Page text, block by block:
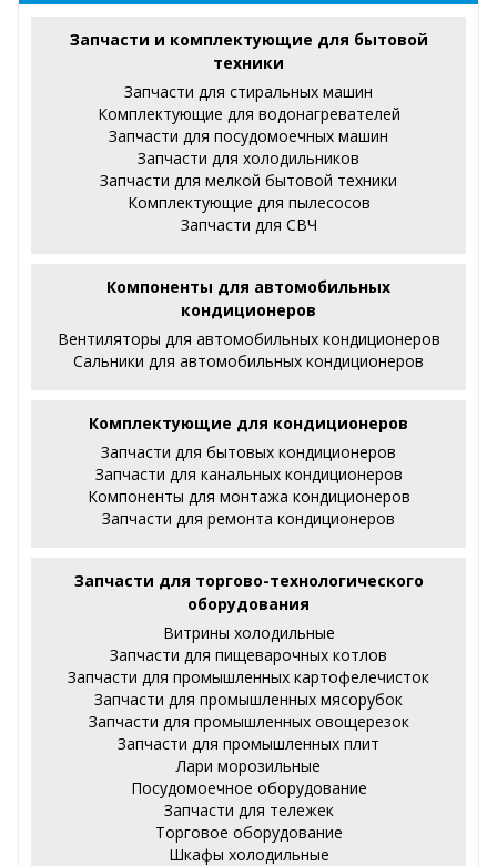
Запчасти и комплектующие для бытовой
техники
Запчасти для стиральных машин
Комплектующие для водонагревателей
Запчасти для посудомоечных машин
Запчасти для холодильников
Запчасти для мелкой бытовой техники
Комплектующие для пылесосов
Запчасти для СВЧ
Компоненты для автомобильных
кондиционеров
Вентиляторы для автомобильных кондиционеров
Сальники для автомобильных кондиционеров
Комплектующие для кондиционеров
Запчасти для бытовых кондиционеров
Запчасти для канальных кондиционеров
Компоненты для монтажа кондиционеров
Запчасти для ремонта кондиционеров
Запчасти для торгово-технологического
оборудования
Витрины холодильные
Запчасти для пищеварочных котлов
Запчасти для промышленных картофелечисток
Запчасти для промышленных мясорубок
Запчасти для промышленных овощерезок
Запчасти для промышленных плит
Лари морозильные
Посудомоечное оборудование
Запчасти для тележек
Торговое оборудование
Шкафы холодильные